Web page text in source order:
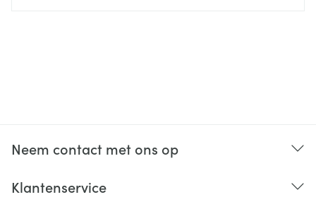
Neem contact met ons op
Klantenservice